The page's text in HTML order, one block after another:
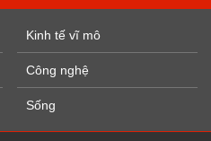
Kinh tế vĩ mô
Công nghệ
Sống